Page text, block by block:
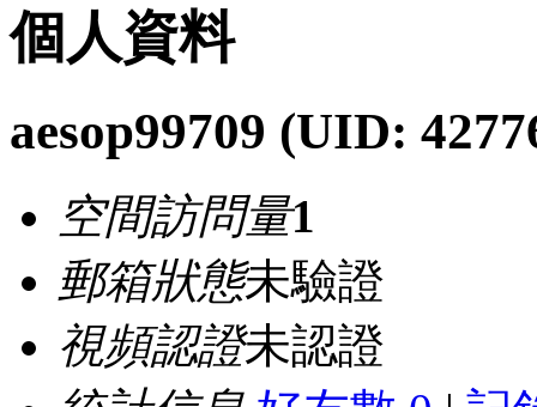
個人資料
aesop99709 (UID:
空間訪問量1
郵箱狀態未驗證
視頻認證未認證